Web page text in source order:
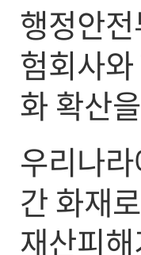
행정안
험회사
화 확산
우리나
간 화재
재산피